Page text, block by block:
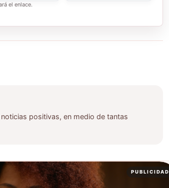
el enlace.
positivas, en medio de tantas
PUBLICIDAD